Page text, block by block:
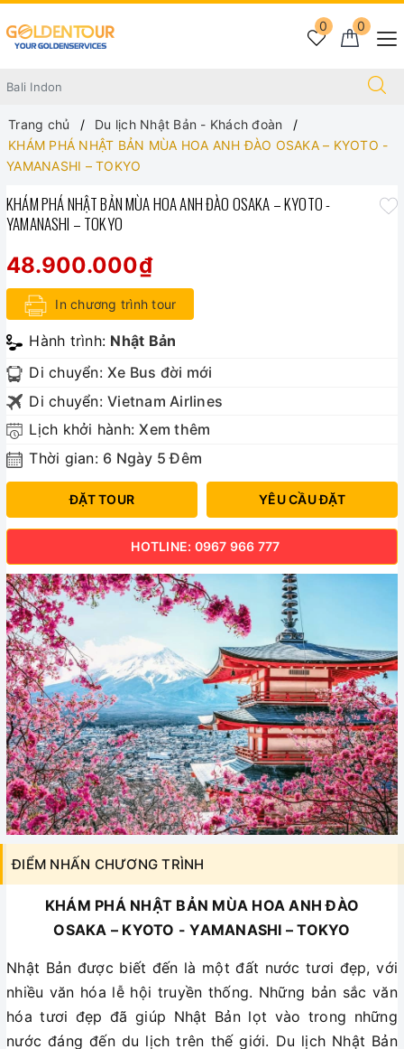
0
0
Trang chủ
Du lịch Nhật Bản - Khách đoàn
KHÁM PHÁ NHẬT BẢN MÙA HOA ANH ĐÀO OSAKA – KYOTO -
YAMANASHI – TOKYO
ĐIỂM NHẤN CHƯƠNG TRÌNH
KHÁM PHÁ NHẬT BẢN MÙA HOA ANH ĐÀO
OSAKA – KYOTO - YAMANASHI – TOKYO
Nhật Bản được biết đến là một đất nước tươi đẹp, với
nhiều văn hóa lễ hội truyền thống. Những bản sắc văn
hóa tươi đẹp đã giúp Nhật Bản lọt vào trong những
nước đáng đến du lịch trên thế giới. Du lịch Nhật Bản
KHÁM PHÁ NHẬT BẢN MÙA HOA ANH ĐÀO OSAKA – KYOTO -
YAMANASHI – TOKYO
48.900.000₫
In chương trình tour
Hành trình: Nhật Bản
Di chuyển: Xe Bus đời mới
Di chuyển: Vietnam Airlines
Lịch khởi hành:Xem thêm
Thời gian: 6 Ngày 5 Đêm
ĐẶT TOUR YÊU CẦU ĐẶT
HOTLINE: 0967 966 777